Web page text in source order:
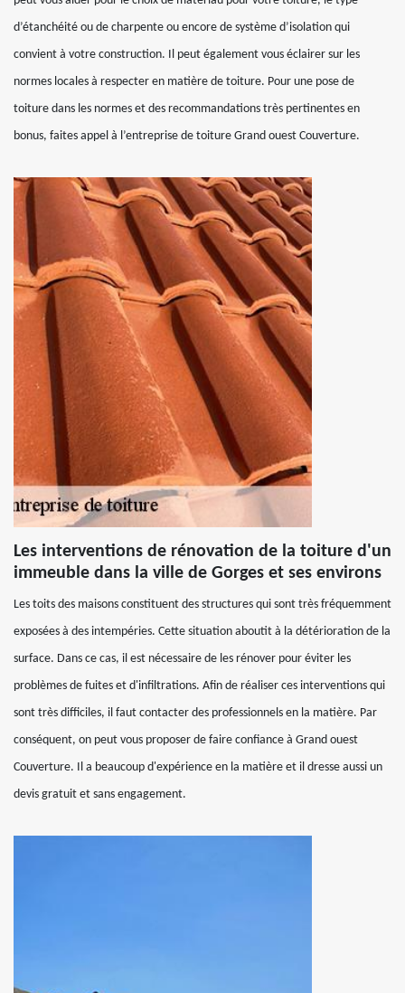
d’étanchéité ou de charpente ou encore de système d’isolation qui
convient à votre construction. Il peut également vous éclairer sur les
normes locales à respecter en matière de toiture. Pour une pose de
toiture dans les normes et des recommandations très pertinentes en
bonus, faites appel à l’entreprise de toiture Grand ouest Couverture.
Les interventions de rénovation de la toiture d'un
immeuble dans la ville de Gorges et ses environs
Les toits des maisons constituent des structures qui sont très fréquemment
exposées à des intempéries. Cette situation aboutit à la détérioration de la
surface. Dans ce cas, il est nécessaire de les rénover pour éviter les
problèmes de fuites et d'infiltrations. Afin de réaliser ces interventions qui
sont très difficiles, il faut contacter des professionnels en la matière. Par
conséquent, on peut vous proposer de faire confiance à Grand ouest
Couverture. Il a beaucoup d'expérience en la matière et il dresse aussi un
devis gratuit et sans engagement.